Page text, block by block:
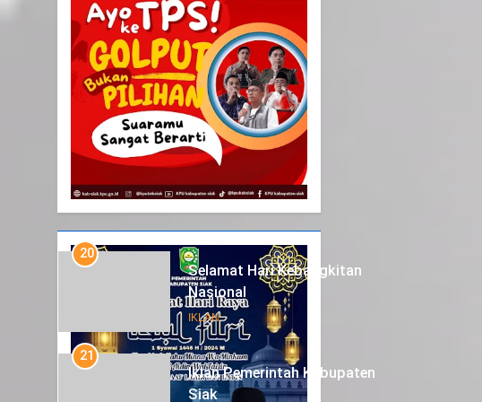
20
Selamat Hari Kebangkitan
Nasional
21
Iklan Pemerintah Kabupaten
Siak
IKLAN
22
NORMAN SILITONGA CALEG
DPRD PROVINSI DKI JAKARTA